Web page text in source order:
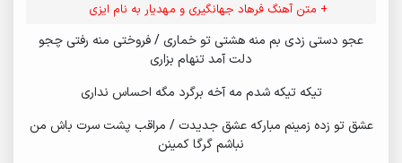
+ متن آهنگ فرهاد جهانگیری و مهدیار به نام ایزی
عجو دستی زدی بم منه هشتی تو خماری / فروختی منه رفتی چجو
دلت آمد تنهام بزاری
تیکه تیکه شدم مه آخه برگرد مگه احساس نداری
عشق تو زده زمینم مبارکه عشق جدیدت / مراقب پشت سرت باش من
نباشم گرگا کمینن